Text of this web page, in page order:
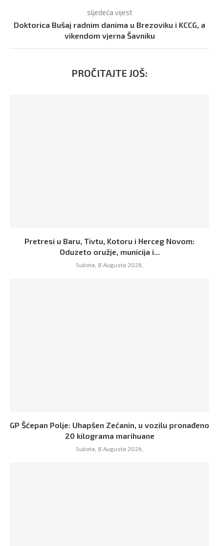
sljedeća vijest
Doktorica Bušaj radnim danima u Brezoviku i KCCG, a
vikendom vjerna Šavniku
PROČITAJTE JOŠ:
Pretresi u Baru, Tivtu, Kotoru i Herceg Novom:
Oduzeto oružje, municija i...
Subota, 8 Augusta 2026,
GP Šćepan Polje: Uhapšen Zećanin, u vozilu pronađeno
20 kilograma marihuane
Subota, 8 Augusta 2026,